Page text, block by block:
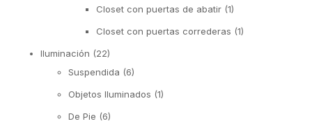
Closet con puertas de abatir (1)
Closet con puertas correderas (1)
Iluminación (22)
Suspendida (6)
Objetos Iluminados (1)
De Pie (6)